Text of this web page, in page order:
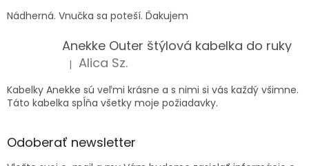
Nádherná. Vnučka sa poteší. Ďakujem
Anekke Outer štýlová kabelka do ruky
Hodnotenie produktu je 5 z 5 hviezdičiek.
| Alica Sz.
Kabelky Anekke sú veľmi krásne a s nimi si vás každý všimne.
Táto kabelka spĺňa všetky moje požiadavky.
Odoberať newsletter